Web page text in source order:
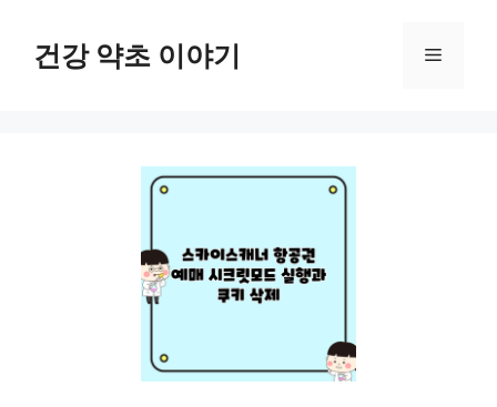
건강 약초 이야기 메